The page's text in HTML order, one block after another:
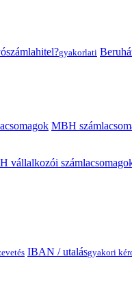
gyakorlati
MBH
vállalkozói
IBAN / utalásgyakori